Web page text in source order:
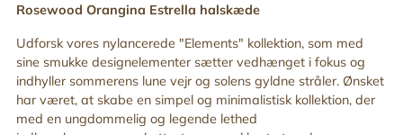
til
din
indkøbskurv
Rosewood Orangina Estrella halskæde
Udforsk vores nylancerede "Elements" kollektion, som med
sine smukke designelementer sætter vedhænget i fokus og
indhyller sommerens lune vejr og solens gyldne stråler. Ønsket
har været, at skabe en simpel og minimalistisk kollektion, der
med en ungdommelig og legende lethed